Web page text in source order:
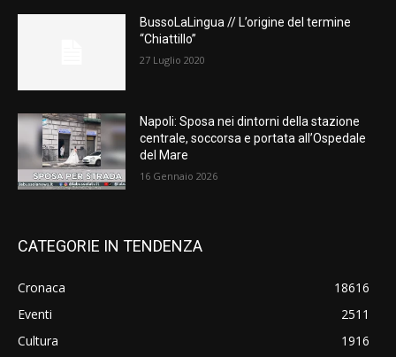
BussoLaLingua // L’origine del termine
“Chiattillo”
27 Luglio 2020
Napoli: Sposa nei dintorni della stazione
centrale, soccorsa e portata all’Ospedale
del Mare
16 Gennaio 2026
CATEGORIE IN TENDENZA
Cronaca
18616
Eventi
2511
Cultura
1916